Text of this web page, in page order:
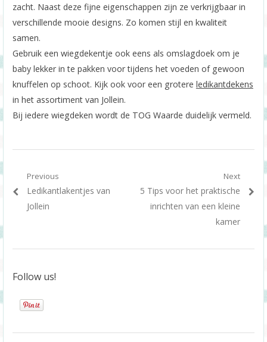
zacht. Naast deze fijne eigenschappen zijn ze verkrijgbaar in
verschillende mooie designs. Zo komen stijl en kwaliteit
samen.
Gebruik een wiegdekentje ook eens als omslagdoek om je
baby lekker in te pakken voor tijdens het voeden of gewoon
knuffelen op schoot. Kijk ook voor een grotere ledikantdekens
in het assortiment van Jollein.
Bij iedere wiegdeken wordt de TOG Waarde duidelijk vermeld.
Berichtnavigatie
Previous
Previous
post:
Ledikantlakentjes van
Jollein
Next
Next
post:
5 Tips voor het praktische
inrichten van een kleine
kamer
Follow us!